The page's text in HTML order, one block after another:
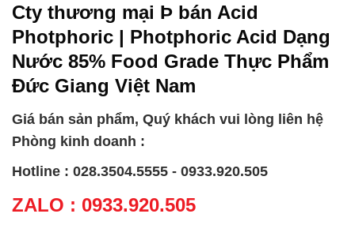
Cty thương mại Þ bán Acid
Photphoric | Photphoric Acid Dạng
Nước 85% Food Grade Thực Phẩm
Đức Giang Việt Nam
Giá bán sản phẩm, Quý khách vui lòng liên hệ
Phòng kinh doanh :
Hotline : 028.3504.5555 - 0933.920.505
ZALO : 0933.920.505